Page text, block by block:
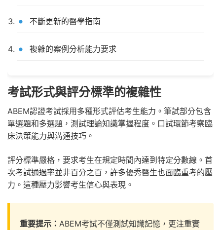
不斷更新的醫學指南
複雜的案例分析能力要求
考試形式與評分標準的複雜性
ABEM認證考試採用多種形式評估考生能力。筆試部分包含
單選題和多選題，測試理論知識掌握程度。口試環節考察臨
床決策能力與溝通技巧。
評分標準嚴格，要求考生在規定時間內達到特定分數線。首
次考試通過率並非百分之百，許多優秀醫生也面臨重考的壓
力。這種壓力影響考生信心與表現。
重要提示： ABEM考試不僅測試知識記憶，更注重實